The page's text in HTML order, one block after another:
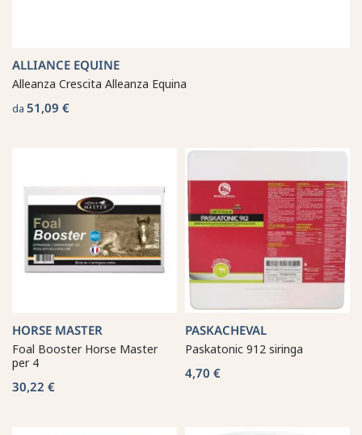
ALLIANCE EQUINE
Alleanza Crescita Alleanza Equina
da 51,09 €
HORSE MASTER
Foal Booster Horse Master
per 4
30,22 €
PASKACHEVAL
Paskatonic 912 siringa
4,70 €